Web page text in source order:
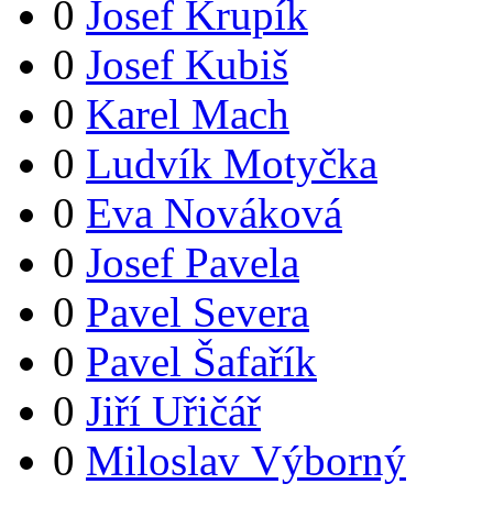
0 Josef Krupík
0 Josef Kubiš
0 Karel Mach
0 Ludvík Motyčka
0 Eva Nováková
0 Josef Pavela
0 Pavel Severa
0 Pavel Šafařík
0 Jiří Uřičář
0 Miloslav Výborný